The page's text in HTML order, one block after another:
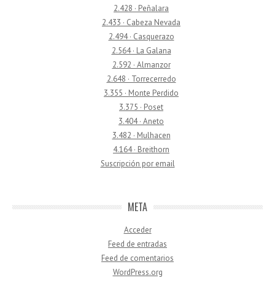
2.428 · Peñalara
2.433 · Cabeza Nevada
2.494 · Casquerazo
2.564 · La Galana
2.592 · Almanzor
2.648 · Torrecerredo
3.355 · Monte Perdido
3.375 · Poset
3.404 · Aneto
3.482 · Mulhacen
4.164 · Breithorn
Suscripción por email
META
Acceder
Feed de entradas
Feed de comentarios
WordPress.org